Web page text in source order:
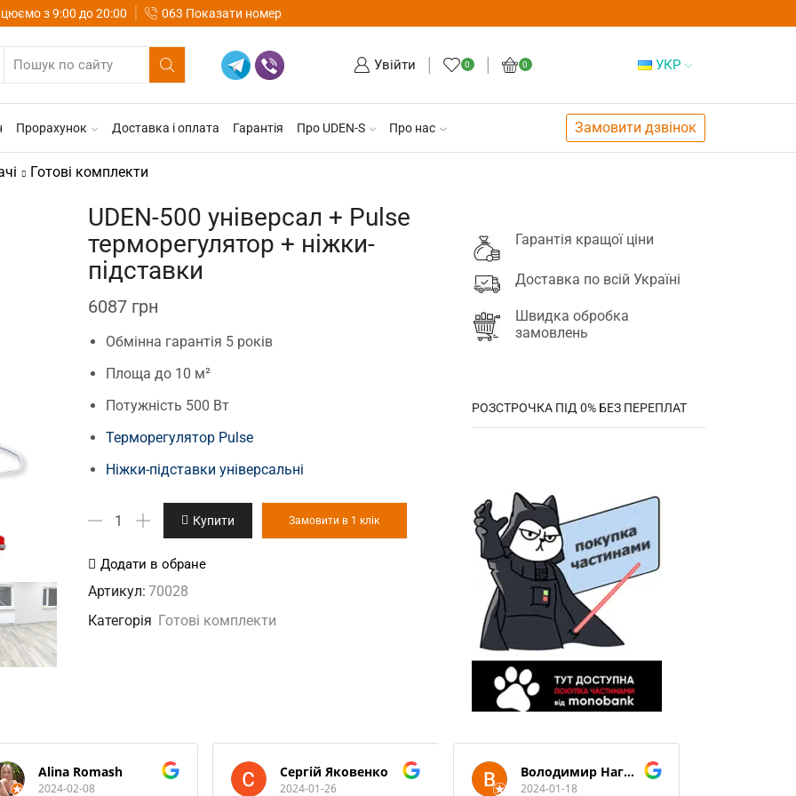
з 9:00 до 20:00 063 Показати номер
Увійти 0 0 УКР
Прорахунок Доставка і оплата Гарантія Про UDEN-S Про нас Замовити дзвінок
Готові комплекти
UDEN-500 універсал + Pulse
терморегулятор + ніжки-
підставки
6087 грн
Обмінна гарантія 5 років
Площа до 10 м²
Потужність 500 Вт
Терморегулятор Pulse
Ніжки-підставки універсальні
UDEN-
універсал
+
терморегулятор
Купити Замовити в 1 клік
Додати в обране
Артикул: 70028
Категорія Готові комплекти
Гарантія кращої ціни
Доставка по всій Україні
Швидка обробка
замовлень
РОЗСТРОЧКА ПІД 0% БЕЗ ПЕРЕПЛАТ
Alina Romash
2024-02-08
Сергій Яковенко
2024-01-26
Володимир Нагорний
2024-01-18